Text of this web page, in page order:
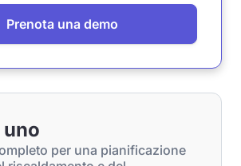
Prenota una demo
per una pianificazione